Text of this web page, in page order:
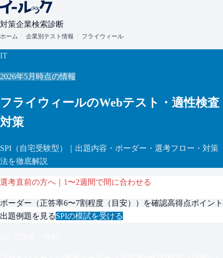
対策企業検索診断
ホーム 企業別テスト情報 フライウィール
IT
2026年5月 時点の情報
フライウィールのWebテスト・適性検査
対策
SPI （自宅受験型）
｜出題内容・ボーダー・選考フロー・対策
法を徹底解説
選考直前の方へ｜1〜2週間で間に合わせる
ボーダー（正答率6〜7割程度（目安） ）を確認高得点ポイント
出題例題を見るSPIの模試を受ける